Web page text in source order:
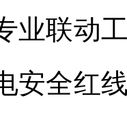
业联动
安全红